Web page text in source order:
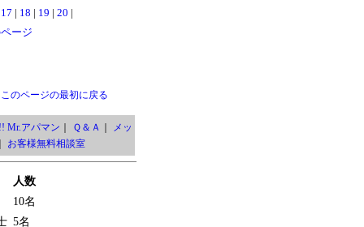
17 | 18 | 19 | 20 |
ージ
このページの最初に戻る
Mr.アパマン Ｑ＆Ａ
メッ
お客様無料相談室
人数
10名
5名